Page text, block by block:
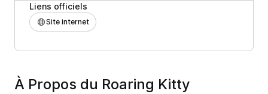
Liens officiels
Site internet
À Propos du Roaring Kitty